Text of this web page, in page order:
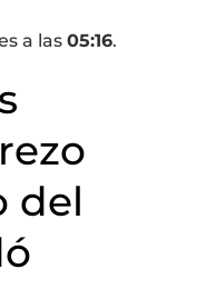
a las 05:16.
del